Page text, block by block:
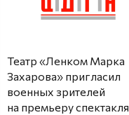
Театр «Ленком Марка
Захарова» пригласил
военных зрителей
на премьеру спектакля